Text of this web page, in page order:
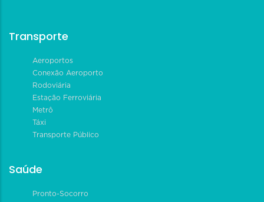
Transporte
Aeroportos
Conexão Aeroporto
Rodoviária
Estação Ferroviária
Metrô
Táxi
Transporte Público
Saúde
Pronto-Socorro